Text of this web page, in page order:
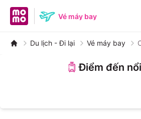
MoMo home pageVé máy bay
Du lịch - Đi lại Vé máy bay
Điểm đếnĐà